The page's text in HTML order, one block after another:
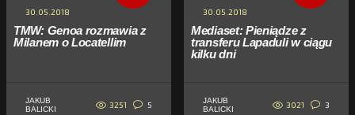
30.05.2018
TMW: Genoa rozmawia z
Milanem o Locatellim
JAKUB
BALICKI
3251 5
30.05.2018
Mediaset: Pieniądze z
transferu Lapaduli w ciągu
kilku dni
JAKUB
BALICKI
3021 3